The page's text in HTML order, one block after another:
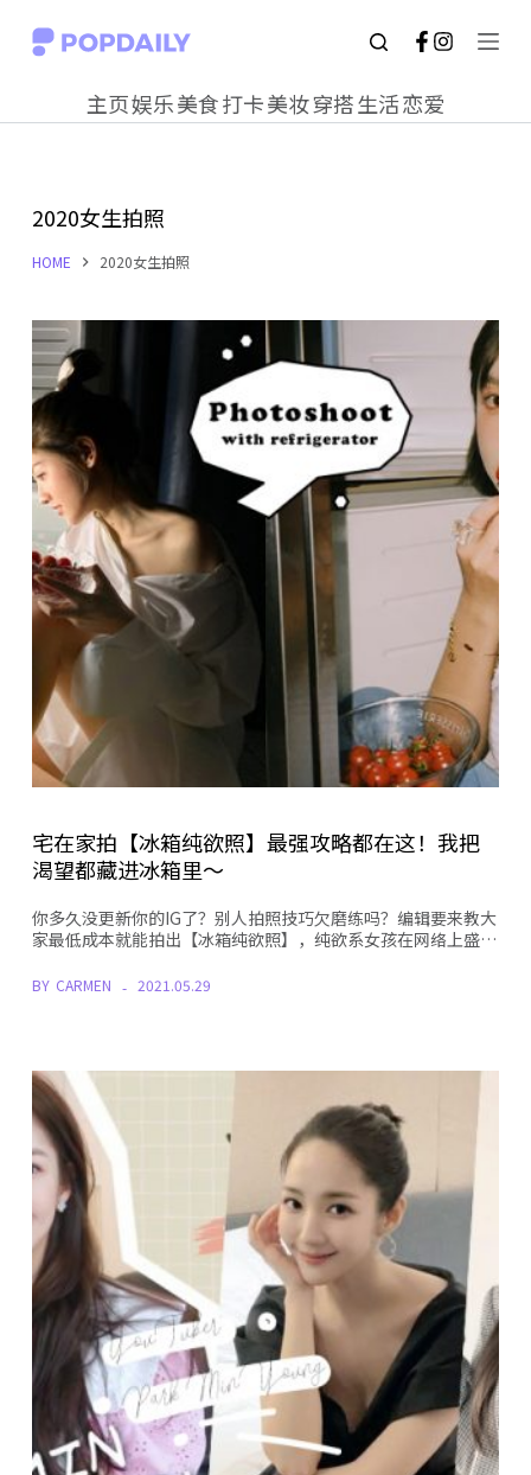
S
o
c
n
t
e
n
t
主页娱乐美食打卡美妆穿搭生活恋爱
2020女生拍照
HOME 2020女生拍照
宅在家拍【冰箱纯欲照】最强攻略都在这！我把
渴望都藏进冰箱里～
你多久没更新你的IG了？别人拍照技巧欠磨练吗？编辑要来教大
家最低成本就能拍出【冰箱纯欲照】，纯欲系女孩在网络上盛…
BY CARMEN 2021.05.29